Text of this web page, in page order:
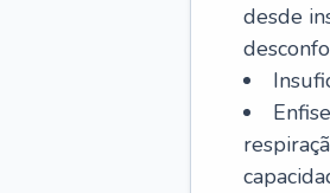
desde